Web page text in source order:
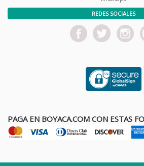
REDES SOCIALES
PAGA EN BOYACA.COM CON ESTAS